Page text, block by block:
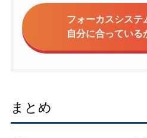
フォーカスシステ
自分に合っている
まとめ